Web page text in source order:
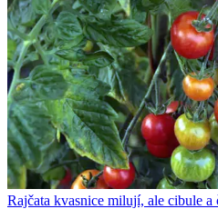
Rajčata kvasnice milují, ale cibule a